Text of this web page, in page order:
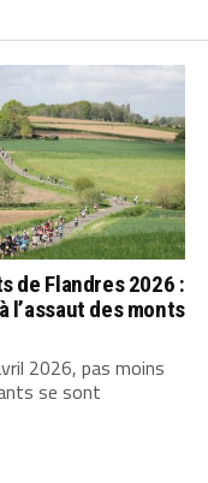
de Flandres 2026 :
l’assaut des monts
2026, pas moins
se sont